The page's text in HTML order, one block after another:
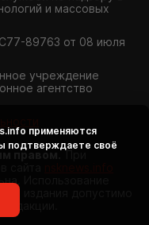
и массовых
89763 от 08 июля
учреждение
агентство
правом.
Использование
издания допустимо
применяются
подтверждаете своё